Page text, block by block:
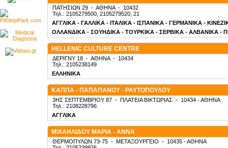
ΠΑΤΗΣΙΩΝ 29 - ΑΘΗΝΑ- 10432
Τηλ.: 2105279500, 2105279520, 21
ΑΓΓΛΙΚΑ - ΓΑΛΛΙΚΑ - ΙΤΑΛΙΚΑ - ΙΣΠΑΝΙΚΑ - ΓΕΡΜΑΝΙΚΑ -
ΟΛΛΑΝΔΙΚΑ - ΣΟΥΗΔΙΚΑ - ΤΟΥΡΚΙΚΑ - ΣΕΡΒΙΚΑ - ΑΛΒΑΝΙΚΑ -
HELLENIC CULTURE CENTRE
ΔΕΡΙΓΝΥ 18 - ΑΘΗΝΑ- 10434
Τηλ.: 2105238149
ΕΛΛΗΝΙΚΑ
ΚΑΠΠΑ - ΠΑΠΑΠΑΝΟΥ - ΡΑΥΤΟΠΟΥΛΟΥ
3ΗΣ ΣΕΠΤΕΜΒΡΙΟΥ 87 - ΠΛΑΤΕΙΑ ΒΙΚΤΩΡΙΑΣ - 10434 - ΑΘΗΝΑ
Τηλ.: 2108228796
ΑΓΓΛΙΚΑ
ΜΙΧΑΗΛΙΔΟΥ ΜΑΡΙΑ - ΑΝΝΑ
ΘΕΡΜΟΠΥΛΩΝ 73-75 - ΜΕΤΑΞΟΥΡΓΕΙΟ - 10435 - ΑΘΗΝΑ